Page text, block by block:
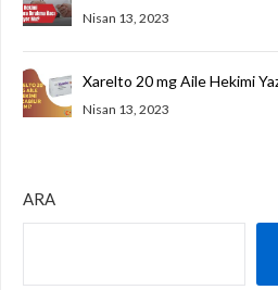
Nisan 13, 2023
Xarelto 20 mg Aile Hekimi
Nisan 13, 2023
ARA